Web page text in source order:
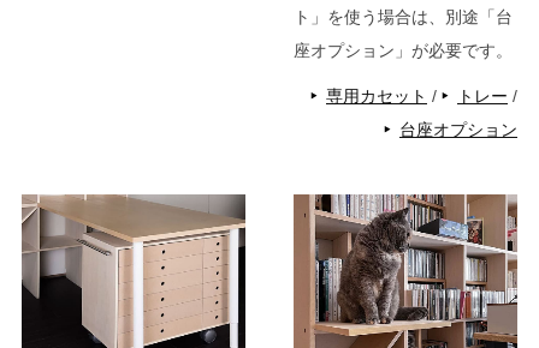
ト」を使う場合は、別途「台
座オプション」が必要です。
専用カセット / トレー /
台座オプション